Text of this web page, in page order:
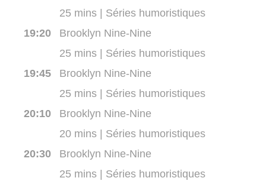
25 mins | Séries humoristiques
19:20Brooklyn Nine-Nine
25 mins | Séries humoristiques
19:45Brooklyn Nine-Nine
25 mins | Séries humoristiques
20:10Brooklyn Nine-Nine
20 mins | Séries humoristiques
20:30Brooklyn Nine-Nine
25 mins | Séries humoristiques